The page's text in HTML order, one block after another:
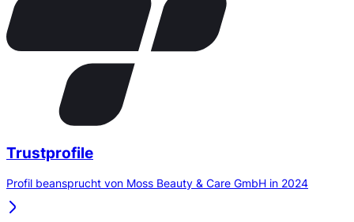
Trustprofile
Profil beansprucht von Moss Beauty & Care GmbH in 2024